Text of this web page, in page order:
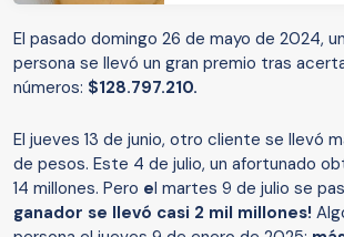
El pasado domingo 26 de mayo de 2024,
persona se llevó un gran premio tras
números: $128.797.210.
El jueves 13 de junio, otro cliente se llevó
de pesos. Este 4 de julio, un afortunado
14 millones. Pero el martes 9 de julio se
ganador se llevó casi 2 mil millones!